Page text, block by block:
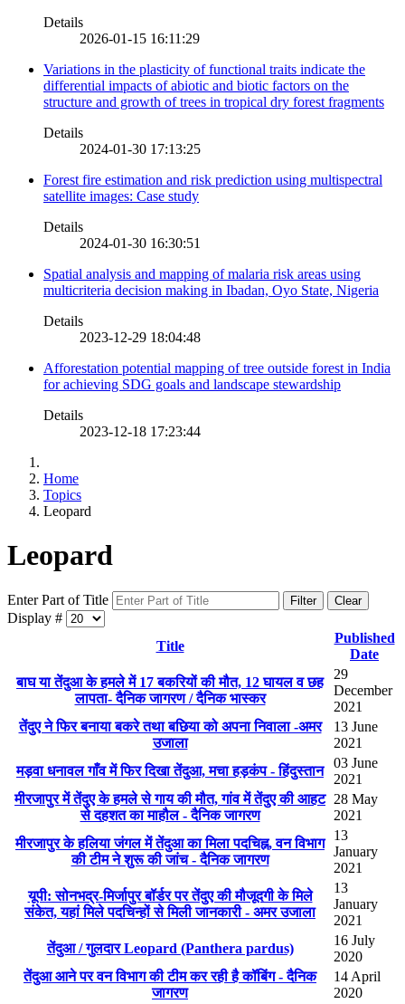
Details
2026-01-15 16:11:29
Variations in the plasticity of functional traits indicate the
differential impacts of abiotic and biotic factors on the
structure and growth of trees in tropical dry forest fragments
Details
2024-01-30 17:13:25
Forest fire estimation and risk prediction using multispectral
satellite images: Case study
Details
2024-01-30 16:30:51
Spatial analysis and mapping of malaria risk areas using
multicriteria decision making in Ibadan, Oyo State, Nigeria
Details
2023-12-29 18:04:48
Afforestation potential mapping of tree outside forest in India
for achieving SDG goals and landscape stewardship
Details
2023-12-18 17:23:44
Home
Topics
Leopard
Leopard
Enter Part of Title Filter Clear
Display #
Title
Published
Date
बाघ या तेंदुआ के हमले में 17 बकरियों की मौत, 12 घायल व छह
लापता- दैनिक जागरण / दैनिक भास्कर
29
December
2021
तेंदुए ने फिर बनाया बकरे तथा बछिया को अपना निवाला -अमर
उजाला
13 June
2021
मड़वा धनावल गाँव में फिर दिखा तेंदुआ, मचा हड़कंप - हिंदुस्तान
03 June
2021
मीरजापुर में तेंदुए के हमले से गाय की मौत, गांव में तेंदुए की आहट
से दहशत का माहौल - दैनिक जागरण
28 May
2021
मीरजापुर के हलिया जंगल में तेंदुआ का मिला पदचिह्न, वन विभाग
की टीम ने शुरू की जांच - दैनिक जागरण
13
January
2021
यूपी: सोनभद्र-मिर्जापुर बॉर्डर पर तेंदुए की मौजूदगी के मिले
संकेत, यहां मिले पदचिन्हों से मिली जानकारी - अमर उजाला
13
January
2021
तेंदुआ / गुलदार Leopard (Panthera pardus)
16 July
2020
तेंदुआ आने पर वन विभाग की टीम कर रही है कॉबिंग - दैनिक
जागरण
14 April
2020